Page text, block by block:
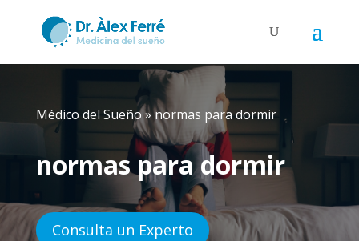
Médico del Sueño» normas para dormir
normas para dormir
Consulta un Experto